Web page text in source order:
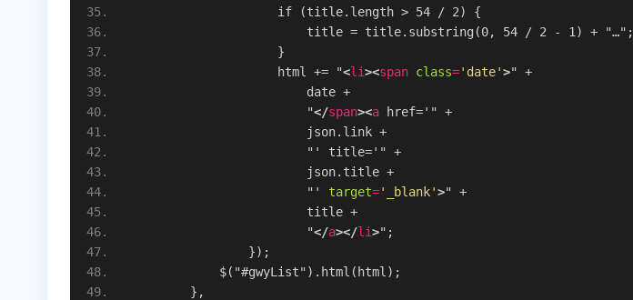
                    if (title.length > 54 / 2) {
                        title = title.substring(0, 54 / 2 - 1) + "…";
                    }
                    html += "
<li><span class='date'>" +
                        date +
                        "
</span><a href='" +
                        json.link +
                        "' title='" +
                        json.title +
                        "'
target='_blank'>" +
                        title +
                        "
</a></li>";
                });
            $("#gwyList").html(html);
        },